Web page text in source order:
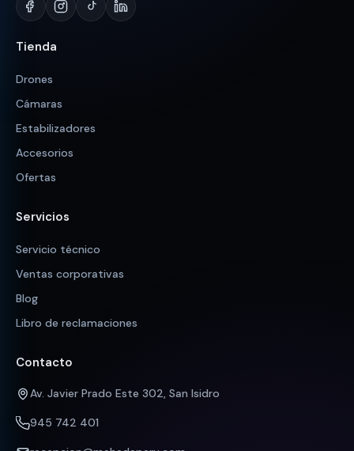
Tienda
Drones
Cámaras
Estabilizadores
Accesorios
Ofertas
Servicios
Servicio técnico
Ventas corporativas
Blog
Libro de reclamaciones
Contacto
Av. Javier Prado Este 302, San Isidro
945 742 401